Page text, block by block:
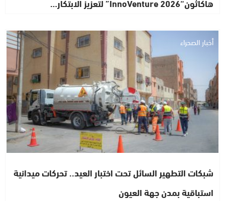
أخبار الصحراء
شبكات التطهير السائل تحت اختبار العيد.. تحركات ميدانية
استباقية بمدن جهة العيون